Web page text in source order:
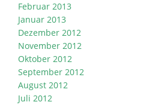
Februar 2013
Januar 2013
Dezember 2012
November 2012
Oktober 2012
September 2012
August 2012
Juli 2012